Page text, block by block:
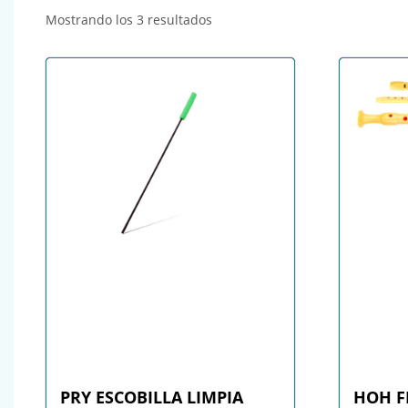
Mostrando los 3 resultados
PRY ESCOBILLA LIMPIA HOH